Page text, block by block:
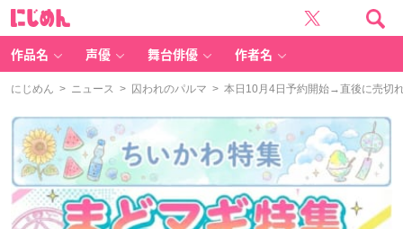
作品名 声優 舞台俳優 作者名
にじめん > ニュース > 囚われのパルマ > 本日10月4日予約開始→直後に売切